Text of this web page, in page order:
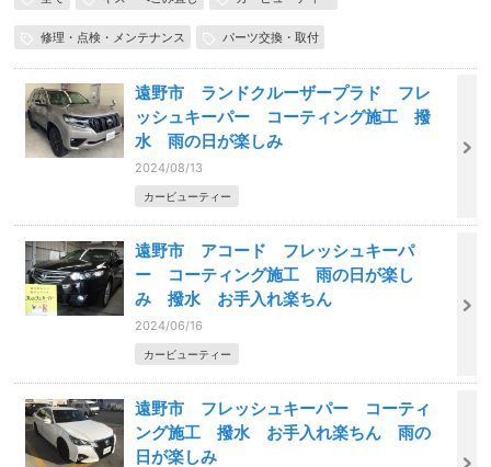
修理・点検・メンテナンス パーツ交換・取付
遠野市 ランドクルーザープラド フレ
ッシュキーパー コーティング施工 撥
水 雨の日が楽しみ
2024/08/13
カービューティー
遠野市 アコード フレッシュキーパ
ー コーティング施工 雨の日が楽し
み 撥水 お手入れ楽ちん
2024/06/16
カービューティー
遠野市 フレッシュキーパー コーティ
ング施工 撥水 お手入れ楽ちん 雨の
日が楽しみ